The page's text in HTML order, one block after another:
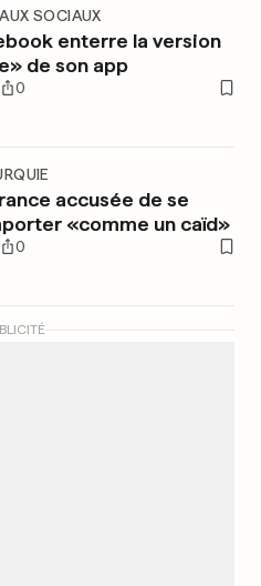
SOCIAUX
enterre la version
de son app
0
accusée de se
«comme un caïd»
0